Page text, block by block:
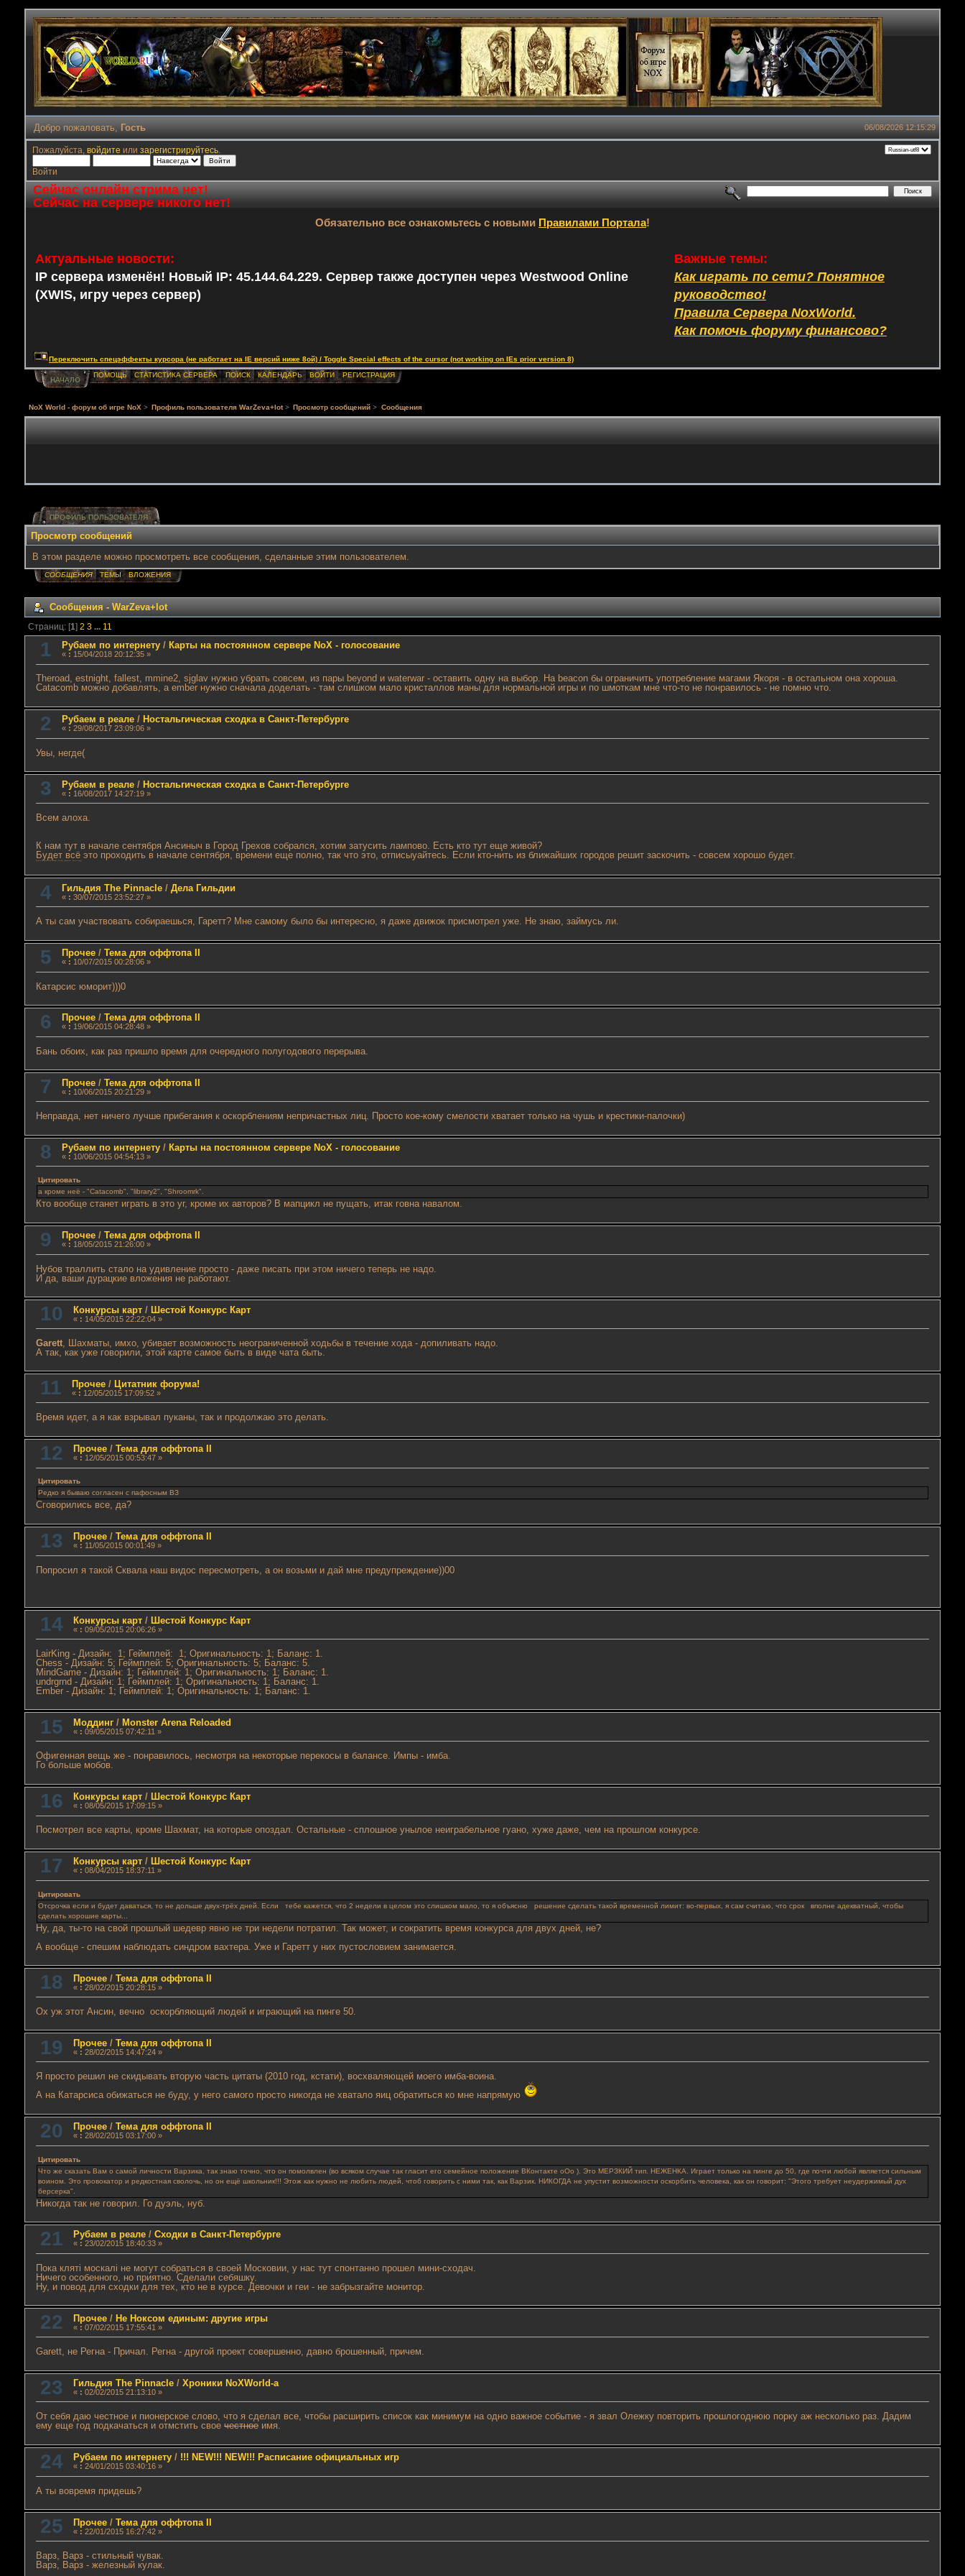
06/08/2026 12:15:29
Добро пожаловать, Гость
Пожалуйста, войдите или зарегистрируйтесь.
Войти
Сейчас онлайн стрима нет!
Сейчас на сервере никого нет!
Обязательно все ознакомьтесь с новыми Правилами Портала!
Актуальные новости:
IP сервера изменён! Новый IP: 45.144.64.229. Сервер также доступен через Westwood Online
(XWIS, игру через сервер)
Важные темы:
Как играть по сети? Понятное
руководство!
Правила Сервера NoxWorld.
Как помочь форуму финансово?
Переключить спецэффекты курсора (не работает на IE версий ниже 8ой) / Toggle Special effects of the cursor (not working on IEs prior version 8)
НАЧАЛО
ПОМОЩЬ СТАТИСТИКА СЕРВЕРА ПОИСК КАЛЕНДАРЬ ВОЙТИ РЕГИСТРАЦИЯ
NoX World - форум об игре NoX > Профиль пользователя WarZeva+lot> Просмотр сообщений > Сообщения
ПРОФИЛЬ ПОЛЬЗОВАТЕЛЯ
Просмотр сообщений
В этом разделе можно просмотреть все сообщения, сделанные этим пользователем.
СООБЩЕНИЯ ТЕМЫ ВЛОЖЕНИЯ
Сообщения - WarZeva+lot
Страниц: [1]2 3 ... 11
1 Рубаем по интернету/ Карты на постоянном сервере NoX - голосование
« : 15/04/2018 20:12:35 »
Theroad, estnight, fallest, mmine2, sjglav нужно убрать совсем, из пары beyond и waterwar - оставить одну на выбор. На beacon бы ограничить употребление магами Якоря - в остальном она хороша.
Catacomb можно добавлять, а ember нужно сначала доделать - там слишком мало кристаллов маны для нормальной игры и по шмоткам мне что-то не понравилось - не помню что.
2 Рубаем в реале/ Ностальгическая сходка в Санкт-Петербурге
« : 29/08/2017 23:09:06 »
Увы, негде(
3 Рубаем в реале/ Ностальгическая сходка в Санкт-Петербурге
« : 16/08/2017 14:27:19 »
Всем алоха.
К нам тут в начале сентября Ансиныч в Город Грехов собрался, хотим затусить лампово. Есть кто тут еще живой?
Будет всё это проходить в начале сентября, времени еще полно, так что это, отписыуайтесь. Если кто-нить из ближайших городов решит заскочить - совсем хорошо будет.
4 Гильдия The Pinnacle/ Дела Гильдии
« : 30/07/2015 23:52:27 »
А ты сам участвовать собираешься, Гаретт? Мне самому было бы интересно, я даже движок присмотрел уже. Не знаю, займусь ли.
5 Прочее/ Тема для оффтопа II
« : 10/07/2015 00:28:06 »
Катарсис юморит)))0
6 Прочее/ Тема для оффтопа II
« : 19/06/2015 04:28:48 »
Бань обоих, как раз пришло время для очередного полугодового перерыва.
7 Прочее/ Тема для оффтопа II
« : 10/06/2015 20:21:29 »
Неправда, нет ничего лучше прибегания к оскорблениям непричастных лиц. Просто кое-кому смелости хватает только на чушь и крестики-палочки)
8 Рубаем по интернету/ Карты на постоянном сервере NoX - голосование
« : 10/06/2015 04:54:13 »
Цитировать
а кроме неё - "Catacomb", "library2", "Shroomrk".
Кто вообще станет играть в это уг, кроме их авторов? В мапцикл не пущать, итак говна навалом.
9 Прочее/ Тема для оффтопа II
« : 18/05/2015 21:26:00 »
Нубов траллить стало на удивление просто - даже писать при этом ничего теперь не надо.
И да, ваши дурацкие вложения не работают.
10 Конкурсы карт/ Шестой Конкурс Карт
« : 14/05/2015 22:22:04 »
Garett , Шахматы, имхо, убивает возможность неограниченной ходьбы в течение хода - допиливать надо.
А так, как уже говорили, этой карте самое быть в виде чата быть.
11 Прочее/ Цитатник форума!
« : 12/05/2015 17:09:52 »
Время идет, а я как взрывал пуканы, так и продолжаю это делать.
12 Прочее/ Тема для оффтопа II
« : 12/05/2015 00:53:47 »
Цитировать
Редко я бываю согласен с пафосным ВЗ
Сговорились все, да?
13 Прочее/ Тема для оффтопа II
« : 11/05/2015 00:01:49 »
Попросил я такой Сквала наш видос пересмотреть, а он возьми и дай мне предупреждение))00
14 Конкурсы карт/ Шестой Конкурс Карт
« : 09/05/2015 20:06:26 »
LairKing - Дизайн: 1; Геймплей: 1; Оригинальность: 1; Баланс: 1.
Chess - Дизайн: 5; Геймплей: 5; Оригинальность: 5; Баланс: 5.
MindGame - Дизайн: 1; Геймплей: 1; Оригинальность: 1; Баланс: 1.
undrgrnd - Дизайн: 1; Геймплей: 1; Оригинальность: 1; Баланс: 1.
Ember - Дизайн: 1; Геймплей: 1; Оригинальность: 1; Баланс: 1.
15 Моддинг/ Monster Arena Reloaded
« : 09/05/2015 07:42:11 »
Офигенная вещь же - понравилось, несмотря на некоторые перекосы в балансе. Импы - имба.
Го больше мобов.
16 Конкурсы карт/ Шестой Конкурс Карт
« : 08/05/2015 17:09:15 »
Посмотрел все карты, кроме Шахмат, на которые опоздал. Остальные - сплошное унылое неиграбельное гуано, хуже даже, чем на прошлом конкурсе.
17 Конкурсы карт/ Шестой Конкурс Карт
« : 08/04/2015 18:37:11 »
Цитировать
Отсрочка если и будет даваться, то не дольше двух-трёх дней. Если тебе кажется, что 2 недели в целом это слишком мало, то я объясню решение сделать такой временной лимит: во-первых, я сам считаю, что срок вполне адекватный, чтобы
сделать хорошие карты...
Ну, да, ты-то на свой прошлый шедевр явно не три недели потратил. Так может, и сократить время конкурса для двух дней, не?
А вообще - спешим наблюдать синдром вахтера. Уже и Гаретт у них пустословием занимается.
18 Прочее/ Тема для оффтопа II
« : 28/02/2015 20:28:15 »
Ох уж этот Ансин, вечно оскорбляющий людей и играющий на пинге 50.
19 Прочее/ Тема для оффтопа II
« : 28/02/2015 14:47:24 »
Я просто решил не скидывать вторую часть цитаты (2010 год, кстати), восхваляющей моего имба-воина.
А на Катарсиса обижаться не буду, у него самого просто никогда не хватало яиц обратиться ко мне напрямую
20 Прочее/ Тема для оффтопа II
« : 28/02/2015 03:17:00 »
Цитировать
Что же сказать Вам о самой личности Варзика, так знаю точно, что он помолвлен (во всяком случае так гласит его семейное положение ВКонтакте oOo ). Это МЕРЗКИЙ тип. НЕЖЕНКА. Играет только на пинге до 50, где почти любой является сильным
воином. Это провокатор и редкостная сволочь, но он ещё школьник!!! Этож как нужно не любить людей, чтоб говорить с ними так, как Варзик. НИКОГДА не упустит возможности оскорбить человека, как он говорит: "Этого требует неудержимый дух
берсерка".
Никогда так не говорил. Го дуэль, нуб.
21 Рубаем в реале/ Сходки в Санкт-Петербурге
« : 23/02/2015 18:40:33 »
Пока клятi москалi не могут собраться в своей Московии, у нас тут спонтанно прошел мини-сходач.
Ничего особенного, но приятно. Сделали себяшку.
Ну, и повод для сходки для тех, кто не в курсе. Девочки и геи - не забрызгайте монитор.
22 Прочее/ Не Ноксом единым: другие игры
« : 07/02/2015 17:55:41 »
Garett, не Регна - Причал. Регна - другой проект совершенно, давно брошенный, причем.
23 Гильдия The Pinnacle/ Хроники NoXWorld-а
« : 02/02/2015 21:13:10 »
От себя даю честное и пионерское слово, что я сделал все, чтобы расширить список как минимум на одно важное событие - я звал Олежку повторить прошлогоднюю порку аж несколько раз. Дадим
ему еще год подкачаться и отмстить своечестное имя.
24 Рубаем по интернету/ !!! NEW!!! NEW!!! Расписание официальных игр
« : 24/01/2015 03:40:16 »
А ты вовремя придешь?
25 Прочее/ Тема для оффтопа II
« : 22/01/2015 16:27:42 »
Варз, Варз - стильный чувак.
Варз, Варз - железный кулак.